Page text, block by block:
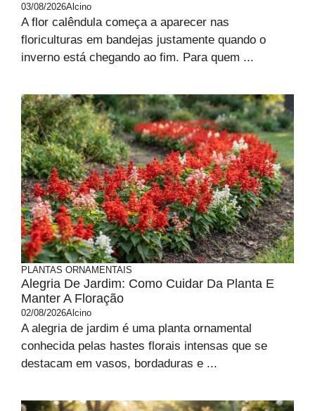
03/08/2026Alcino
A flor calêndula começa a aparecer nas
floriculturas em bandejas justamente quando o
inverno está chegando ao fim. Para quem ...
PLANTAS ORNAMENTAIS
Alegria De Jardim: Como Cuidar Da Planta E
Manter A Floração
02/08/2026Alcino
A alegria de jardim é uma planta ornamental
conhecida pelas hastes florais intensas que se
destacam em vasos, bordaduras e ...